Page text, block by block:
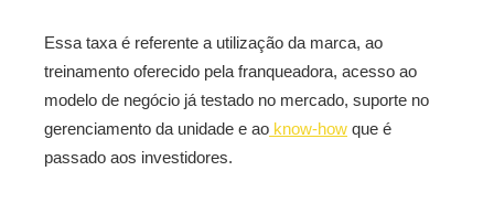
Essa taxa é referente a utilização da marca, ao
treinamento oferecido pela franqueadora, acesso ao
modelo de negócio já testado no mercado, suporte no
gerenciamento da unidade e ao know-how que é
passado aos investidores.